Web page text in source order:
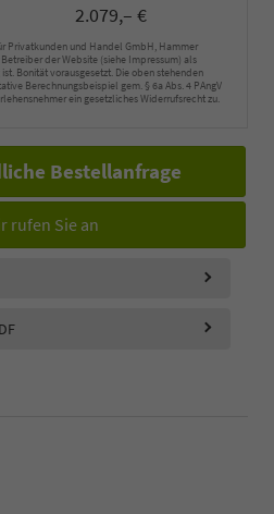
2.079,– €
Privatkunden und Handel GmbH, Hammer
der Website (siehe Impressum) als
Bonität vorausgesetzt. Die oben stehenden
Berechnungsbeispiel gem. § 6a Abs. 4 PAngV
ein gesetzliches Widerrufsrecht zu.
Bestellanfrage
rufen Sie an